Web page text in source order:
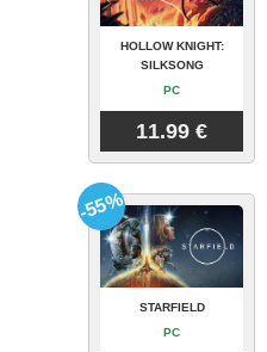
HOLLOW KNIGHT:
SILKSONG
PC
11.99 €
STARFIELD
PC
-55%